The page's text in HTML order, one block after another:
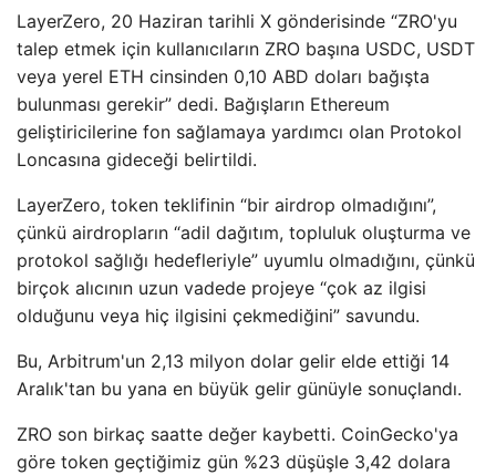
LayerZero, 20 Haziran tarihli X gönderisinde “ZRO'yu
talep etmek için kullanıcıların ZRO başına USDC, USDT
veya yerel ETH cinsinden 0,10 ABD doları bağışta
bulunması gerekir” dedi. Bağışların Ethereum
geliştiricilerine fon sağlamaya yardımcı olan Protokol
Loncasına gideceği belirtildi.
LayerZero, token teklifinin “bir airdrop olmadığını”,
çünkü airdropların “adil dağıtım, topluluk oluşturma ve
protokol sağlığı hedefleriyle” uyumlu olmadığını, çünkü
birçok alıcının uzun vadede projeye “çok az ilgisi
olduğunu veya hiç ilgisini çekmediğini” savundu.
Bu, Arbitrum'un 2,13 milyon dolar gelir elde ettiği 14
Aralık'tan bu yana en büyük gelir günüyle sonuçlandı.
ZRO son birkaç saatte değer kaybetti. CoinGecko'ya
göre token geçtiğimiz gün %23 düşüşle 3,42 dolara